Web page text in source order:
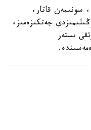
سونىمەن قاتار،
جەتكىزەمىز،
ىستەر